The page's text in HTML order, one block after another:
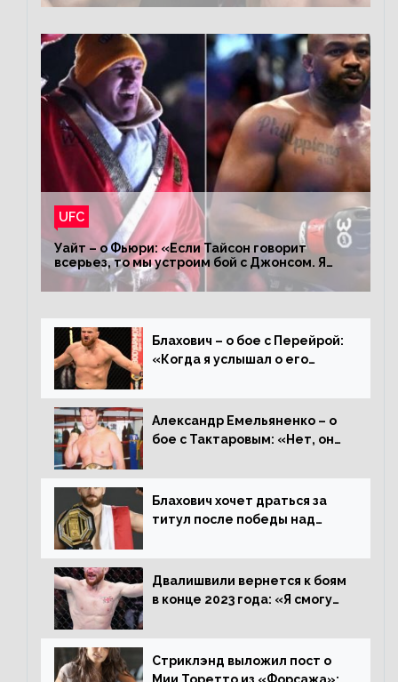
UFC
Уайт – о Фьюри: «Если Тайсон говорит
всерьез, то мы устроим бой с Джонсом. Я
заставил Флойда Мейвезера драться с
Конором»
Блахович – о бое с Перейрой:
«Когда я услышал о его
драться с ним»
Александр Емельяненко – о
бое с Тактаровым: «Нет, он
Блахович хочет драться за
титул после победы над
увезти пояс в Польшу»
Двалишвили вернется к боям
в конце 2023 года: «Я смогу
Стриклэнд выложил пост о